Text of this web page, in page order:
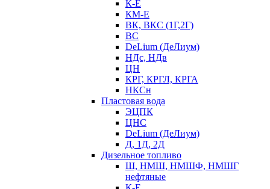
К-Е
КМ-Е
ВК, ВКС (1Г,2Г)
ВС
DeLium (ДеЛиум)
НДс, НДв
ЦН
КРГ, КРГЛ, КРГА
НКСн
Пластовая вода
ЭЦПК
ЦНС
DeLium (ДеЛиум)
Д, 1Д, 2Д
Дизельное топливо
Ш, НМШ, НМШФ, НМШГ
нефтяные